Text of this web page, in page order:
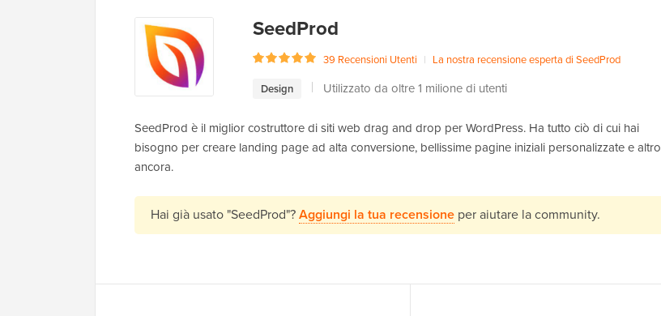
SeedProd
39 Recensioni Utenti | La nostra recensione esperta di SeedProd
Design
Utilizzato da oltre 1 milione di utenti
SeedProd è il miglior costruttore di siti web drag and drop per WordPress. Ha tutto ciò di cui hai
bisogno per creare landing page ad alta conversione, bellissime pagine iniziali personalizzate e altro
ancora.
Hai già usato "SeedProd"?Aggiungi la tua recensione per aiutare la community.